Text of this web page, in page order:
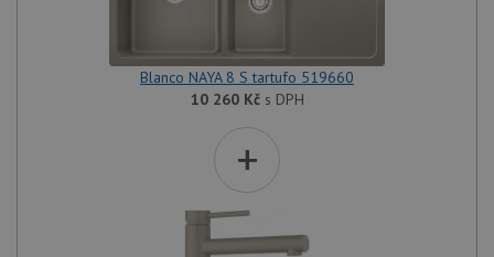
Blanco NAYA 8 S tartufo 519660
10 260 Kčs DPH
+